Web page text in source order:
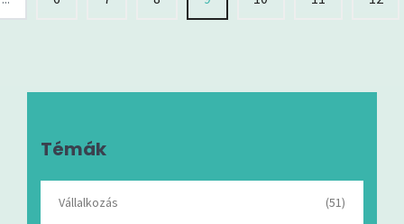
Témák
Vállalkozás (51)